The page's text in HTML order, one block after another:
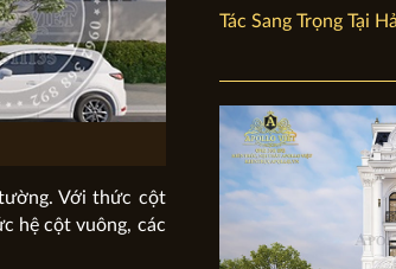
Với thức cột
hệ cột vuông, các
Tác Sang Trọng Tại